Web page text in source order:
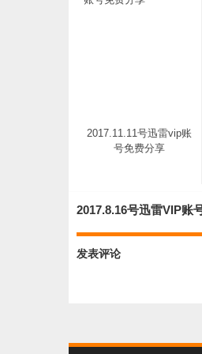
2017.11.11号迅雷vip账
号免费分享
2017.11.2号迅雷vip账号
2017.8.16号迅雷VIP账
发表评论